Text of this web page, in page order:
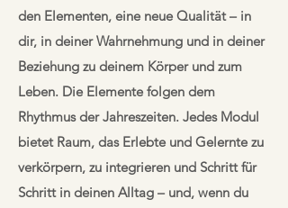
den Elementen, eine neue Qualität – in
dir, in deiner Wahrnehmung und in deiner
Beziehung zu deinem Körper und zum
Leben. Die Elemente folgen dem
Rhythmus der Jahreszeiten. Jedes Modul
bietet Raum, das Erlebte und Gelernte zu
verkörpern, zu integrieren und Schritt für
Schritt in deinen Alltag – und, wenn du